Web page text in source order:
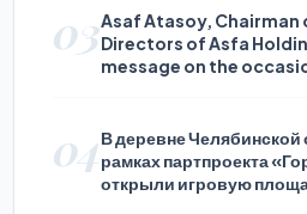
03Asaf Atasoy, Chairman
Directors of Asfa
message on the
04В деревне Челябинской
рамках партпроекта
открыли игровую